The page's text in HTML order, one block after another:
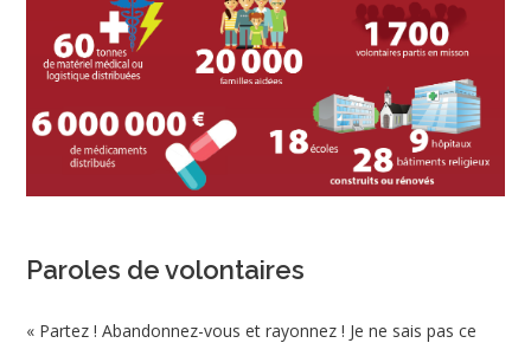
Paroles de volontaires
« Partez ! Abandonnez-vous et rayonnez ! Je ne sais pas ce